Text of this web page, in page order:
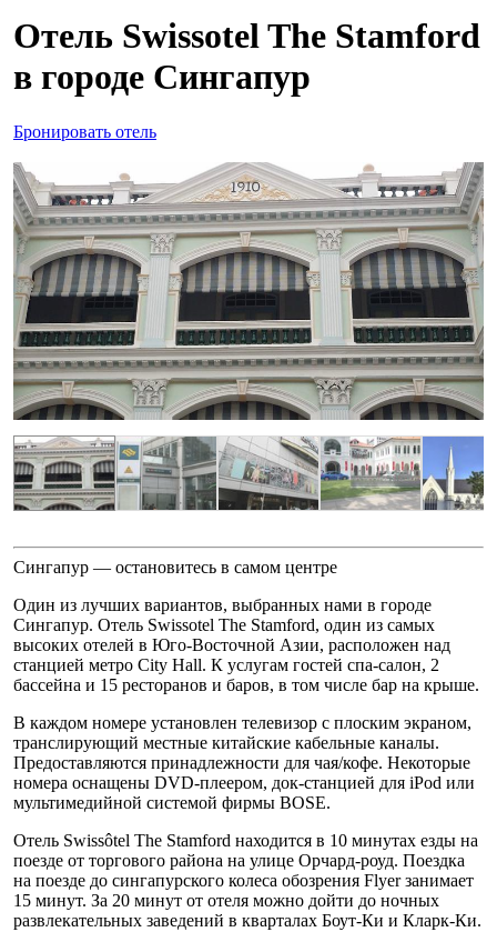
Отель Swissotel The Stamford
в городе Сингапур
Бронировать отель
Сингапур — остановитесь в самом центре
Один из лучших вариантов, выбранных нами в городе
Сингапур. Отель Swissotel The Stamford, один из самых
высоких отелей в Юго-Восточной Азии, расположен над
станцией метро City Hall. К услугам гостей спа-салон, 2
бассейна и 15 ресторанов и баров, в том числе бар на крыше.
В каждом номере установлен телевизор с плоским экраном,
транслирующий местные китайские кабельные каналы.
Предоставляются принадлежности для чая/кофе. Некоторые
номера оснащены DVD-плеером, док-станцией для iPod или
мультимедийной системой фирмы BOSE.
Отель Swissôtel The Stamford находится в 10 минутах езды на
поезде от торгового района на улице Орчард-роуд. Поездка
на поезде до сингапурского колеса обозрения Flyer занимает
15 минут. За 20 минут от отеля можно дойти до ночных
развлекательных заведений в кварталах Боут-Ки и Кларк-Ки.